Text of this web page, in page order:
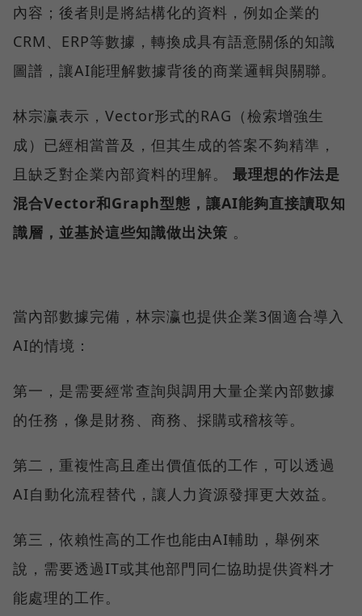
內容；後者則是將結構化的資料，例如企業的
CRM、ERP等數據，轉換成具有語意關係的知識
圖譜，讓AI能理解數據背後的商業邏輯與關聯。
林宗瀛表示，Vector形式的RAG（檢索增強生
成）已經相當普及，但其生成的答案不夠精準，
且缺乏對企業內部資料的理解。 最理想的作法是
混合Vector和Graph型態，讓AI能夠直接讀取知
識層，並基於這些知識做出決策 。
當內部數據完備，林宗瀛也提供企業3個適合導入
AI的情境：
第一，是需要經常查詢與調用大量企業內部數據
的任務，像是財務、商務、採購或稽核等。
第二，重複性高且產出價值低的工作，可以透過
AI自動化流程替代，讓人力資源發揮更大效益。
第三，依賴性高的工作也能由AI輔助，舉例來
說，需要透過IT或其他部門同仁協助提供資料才
能處理的工作。